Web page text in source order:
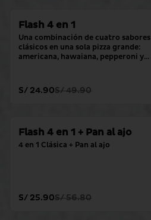
Flash 4 en 1
Una combinación de cuatro sabores
clásicos en una sola pizza grande:
americana, hawaiana, pepperoni y
S/ 24.90S/ 49.90
Flash 4 en 1 + Pan al ajo
4 en 1 Clásica + Pan al ajo
S/ 25.90S/ 56.80